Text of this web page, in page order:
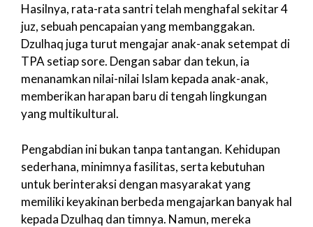
Hasilnya, rata-rata santri telah menghafal sekitar 4
juz, sebuah pencapaian yang membanggakan.
Dzulhaq juga turut mengajar anak-anak setempat di
TPA setiap sore. Dengan sabar dan tekun, ia
menanamkan nilai-nilai Islam kepada anak-anak,
memberikan harapan baru di tengah lingkungan
yang multikultural.
Pengabdian ini bukan tanpa tantangan. Kehidupan
sederhana, minimnya fasilitas, serta kebutuhan
untuk berinteraksi dengan masyarakat yang
memiliki keyakinan berbeda mengajarkan banyak hal
kepada Dzulhaq dan timnya. Namun, mereka